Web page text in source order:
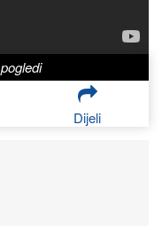
pogledi
Dijeli